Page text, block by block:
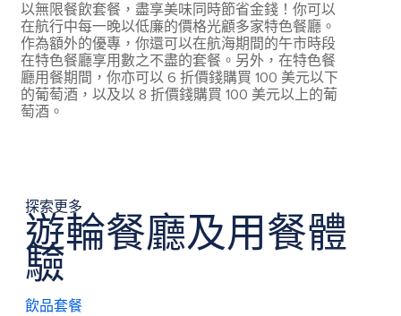
以無限餐飲套餐，盡享美味同時節省金錢！你可以
在航行中每一晚以低廉的價格光顧多家特色餐廳。
作為額外的優專，你還可以在航海期間的午市時段
在特色餐廳享用數之不盡的套餐。另外，在特色餐
廳用餐期間，你亦可以 6 折價錢購買 100 美元以下
的葡萄酒，以及以 8 折價錢購買 100 美元以上的葡
萄酒。
探索更多
遊輪餐廳及用餐體
驗
飲品套餐